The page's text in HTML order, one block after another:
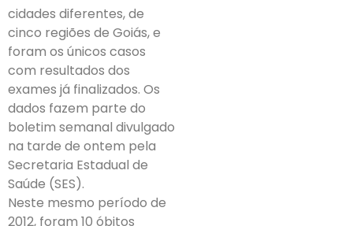
cidades diferentes, de
cinco regiões de Goiás, e
foram os únicos casos
com resultados dos
exames já finalizados. Os
dados fazem parte do
boletim semanal divulgado
na tarde de ontem pela
Secretaria Estadual de
Saúde (SES).
Neste mesmo período de
2012, foram 10 óbitos